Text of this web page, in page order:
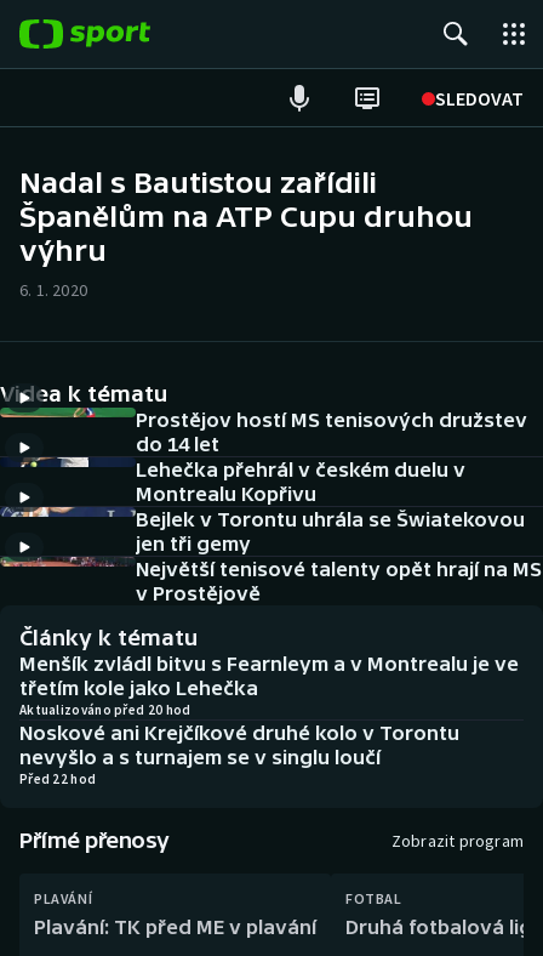
SLEDOVAT
Hokej
Tenis
Cyklistika
DALŠÍ SPORTY
Americký fotbal
Baseball a softbal
Biatlon
Boby a skeleton
Curling
Dostihy
NEPŘEHLÉDNĚTE
Soutěže
Aplikace ČT sport
AZ kvíz
Nadal s Bautistou zařídili
Španělům na ATP Cupu druhou
výhru
6. 1. 2020
Videa k tématu
Prostějov hostí MS tenisových družstev
do 14 let
Lehečka přehrál v českém duelu v
Montrealu Kopřivu
Bejlek v Torontu uhrála se Šwiatekovou
jen tři gemy
Největší tenisové talenty opět hrají na MS
v Prostějově
Články k tématu
Menšík zvládl bitvu s Fearnleym a v Montrealu je ve
třetím kole jako Lehečka
Aktualizováno před 20 hod
Noskové ani Krejčíkové druhé kolo v Torontu
nevyšlo a s turnajem se v singlu loučí
Před 22 hod
Přímé přenosy Zobrazit program
PLAVÁNÍ
Plavání: TK před ME v plavání
FOTBAL
Druhá fotbalová